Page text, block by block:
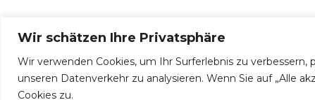
Wir schätzen Ihre Privatsphäre
Wir verwenden Cookies, um Ihr Surferlebnis zu
unseren Datenverkehr zu analysieren. Wenn Sie auf „Alle
Cookies zu.
© 2026 Sicherungen und Relais